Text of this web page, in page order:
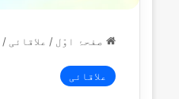
صفحۂ اوّل / علاقائی /
علاقائی